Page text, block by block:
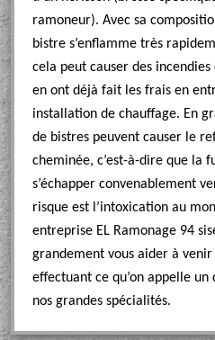
ramoneur). Avec sa
bistre s’enflamme très
cela peut causer des
en ont déjà fait les frais en
installation de chauffage. En
de bistres peuvent causer le
cheminée, c’est-à-dire que la
s’échapper convenablement
risque est l’intoxication au
entreprise EL Ramonage 94
grandement vous aider à
effectuant ce qu’on appelle un
nos grandes spécialités.